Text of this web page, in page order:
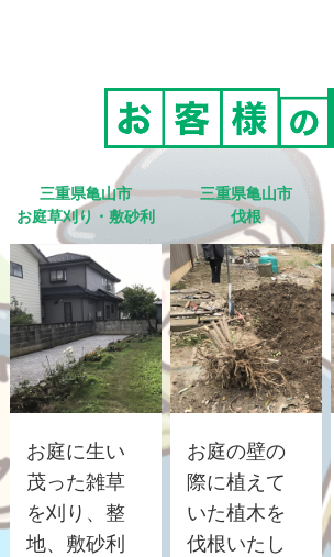
三重県亀山市
お庭草刈り・敷砂利
お庭に生い
茂った雑草
を刈り、整
地、敷砂利
三重県亀山市
伐根
お庭の壁の
際に植えて
いた植木を
伐根いたし